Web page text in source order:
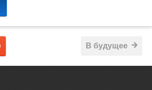
В будущее